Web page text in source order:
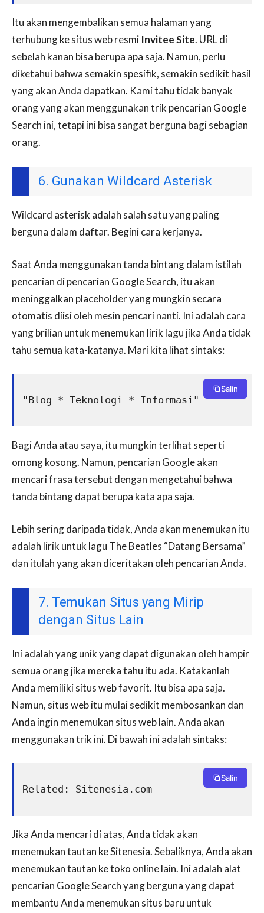
Itu akan mengembalikan semua halaman yang
terhubung ke situs web resmi Invitee Site. URL di
sebelah kanan bisa berupa apa saja. Namun, perlu
diketahui bahwa semakin spesifik, semakin sedikit hasil
yang akan Anda dapatkan. Kami tahu tidak banyak
orang yang akan menggunakan trik pencarian Google
Search ini, tetapi ini bisa sangat berguna bagi sebagian
orang.
6. Gunakan Wildcard Asterisk
Wildcard asterisk adalah salah satu yang paling
berguna dalam daftar. Begini cara kerjanya.
Saat Anda menggunakan tanda bintang dalam istilah
pencarian di pencarian Google Search, itu akan
meninggalkan placeholder yang mungkin secara
otomatis diisi oleh mesin pencari nanti. Ini adalah cara
yang brilian untuk menemukan lirik lagu jika Anda tidak
tahu semua kata-katanya. Mari kita lihat sintaks:
"Blog * Teknologi * Informasi"
Salin
Bagi Anda atau saya, itu mungkin terlihat seperti
omong kosong. Namun, pencarian Google akan
mencari frasa tersebut dengan mengetahui bahwa
tanda bintang dapat berupa kata apa saja.
Lebih sering daripada tidak, Anda akan menemukan itu
adalah lirik untuk lagu The Beatles “Datang Bersama”
dan itulah yang akan diceritakan oleh pencarian Anda.
7. Temukan Situs yang Mirip
dengan Situs Lain
Ini adalah yang unik yang dapat digunakan oleh hampir
semua orang jika mereka tahu itu ada. Katakanlah
Anda memiliki situs web favorit. Itu bisa apa saja.
Namun, situs web itu mulai sedikit membosankan dan
Anda ingin menemukan situs web lain. Anda akan
menggunakan trik ini. Di bawah ini adalah sintaks:
Related: Sitenesia.com
Salin
Jika Anda mencari di atas, Anda tidak akan
menemukan tautan ke Sitenesia. Sebaliknya, Anda akan
menemukan tautan ke toko online lain. Ini adalah alat
pencarian Google Search yang berguna yang dapat
membantu Anda menemukan situs baru untuk